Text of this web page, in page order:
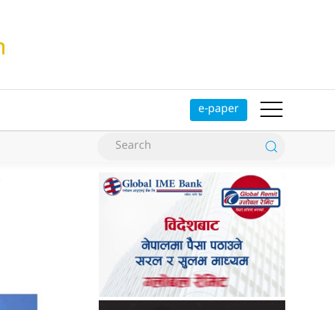
e-paper